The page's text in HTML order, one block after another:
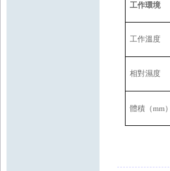
工作環境
工作溫度
相對濕度
體積（mm）